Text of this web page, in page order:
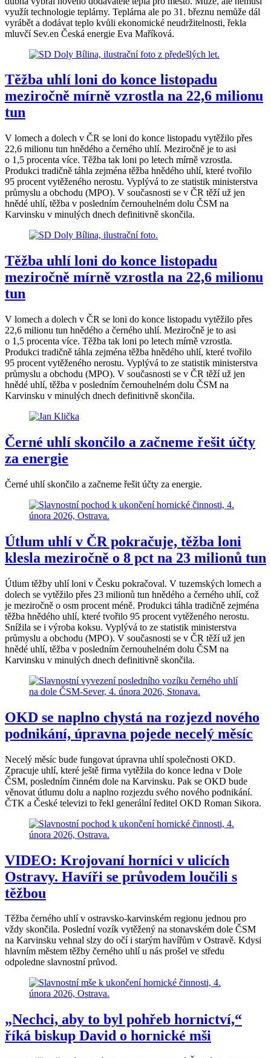
využít technologie teplárny. Teplárna ale po 31. březnu nemůže dál
vyrábět a dodávat teplo kvůli ekonomické neudržitelnosti, řekla
mluvčí Sev.en Česká energie Eva Maříková.
Těžba uhlí loni do konce listopadu
meziročně mírně vzrostla na 22,6 milionu
tun
V lomech a dolech v ČR se loni do konce listopadu vytěžilo přes
22,6 milionu tun hnědého a černého uhlí. Meziročně je to asi
o 1,5 procenta více. Těžba tak loni po letech mírně vzrostla.
Produkci tradičně táhla zejména těžba hnědého uhlí, které tvořilo
95 procent vytěženého nerostu. Vyplývá to ze statistik ministerstva
průmyslu a obchodu (MPO). V současnosti se v ČR těží už jen
hnědé uhlí, těžba v posledním černouhelném dolu ČSM na
Karvinsku v minulých dnech definitivně skončila.
Těžba uhlí loni do konce listopadu
meziročně mírně vzrostla na 22,6 milionu
tun
V lomech a dolech v ČR se loni do konce listopadu vytěžilo přes
22,6 milionu tun hnědého a černého uhlí. Meziročně je to asi
o 1,5 procenta více. Těžba tak loni po letech mírně vzrostla.
Produkci tradičně táhla zejména těžba hnědého uhlí, které tvořilo
95 procent vytěženého nerostu. Vyplývá to ze statistik ministerstva
průmyslu a obchodu (MPO). V současnosti se v ČR těží už jen
hnědé uhlí, těžba v posledním černouhelném dolu ČSM na
Karvinsku v minulých dnech definitivně skončila.
Černé uhlí skončilo a začneme řešit účty
za energie
Černé uhlí skončilo a začneme řešit účty za energie.
Útlum uhlí v ČR pokračuje, těžba loni
klesla meziročně o 8 pct na 23 milionů tun
Útlum těžby uhlí loni v Česku pokračoval. V tuzemských lomech a
dolech se vytěžilo přes 23 milionů tun hnědého a černého uhlí, což
je meziročně o osm procent méně. Produkci táhla tradičně zejména
těžba hnědého uhlí, které tvořilo 95 procent vytěženého nerostu.
Snížila se i výroba koksu. Vyplývá to ze statistik ministerstva
průmyslu a obchodu (MPO). V současnosti se v ČR těží už jen
hnědé uhlí, těžba v posledním černouhelném dolu ČSM na
Karvinsku v minulých dnech definitivně skončila.
OKD se naplno chystá na rozjezd nového
podnikání, úpravna pojede necelý měsíc
Necelý měsíc bude fungovat úpravna uhlí společnosti OKD.
Zpracuje uhlí, které ještě firma vytěžila do konce ledna v Dole
ČSM, posledním činném dole na Karvinsku. Pak se OKD bude
věnovat útlumu dolu a naplno rozjezdu svého nového podnikání.
ČTK a České televizi to řekl generální ředitel OKD Roman Sikora.
VIDEO: Krojovaní horníci v ulicích
Ostravy. Havíři se průvodem loučili s
těžbou
Těžba černého uhlí v ostravsko-karvinském regionu jednou pro
vždy skončila. Poslední vozík vytěžený na stonavském dole ČSM
na Karvinsku vehnal slzy do očí i starým havířům v Ostravě. Kdysi
hlavním městem těžby černého uhlí u nás prošel ve středu
odpoledne slavnostní průvod.
„Nechci, aby to byl pohřeb hornictví,“
říká biskup David o hornické mši